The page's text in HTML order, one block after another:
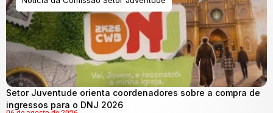
Setor Juventude orienta coordenadores sobre a compra de
ingressos para o DNJ 2026